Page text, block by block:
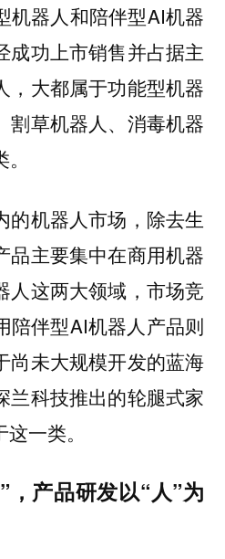
机器人和陪伴型AI机器
成功上市销售并占据主
，大都属于功能型机器
割草机器人、消毒机器
的机器人市场，除去生
品主要集中在商用机器
人这两大领域，市场竞
陪伴型AI机器人产品则
尚未大规模开发的蓝海
兰科技推出的轮腿式家
一类。
产品研发以“人”为